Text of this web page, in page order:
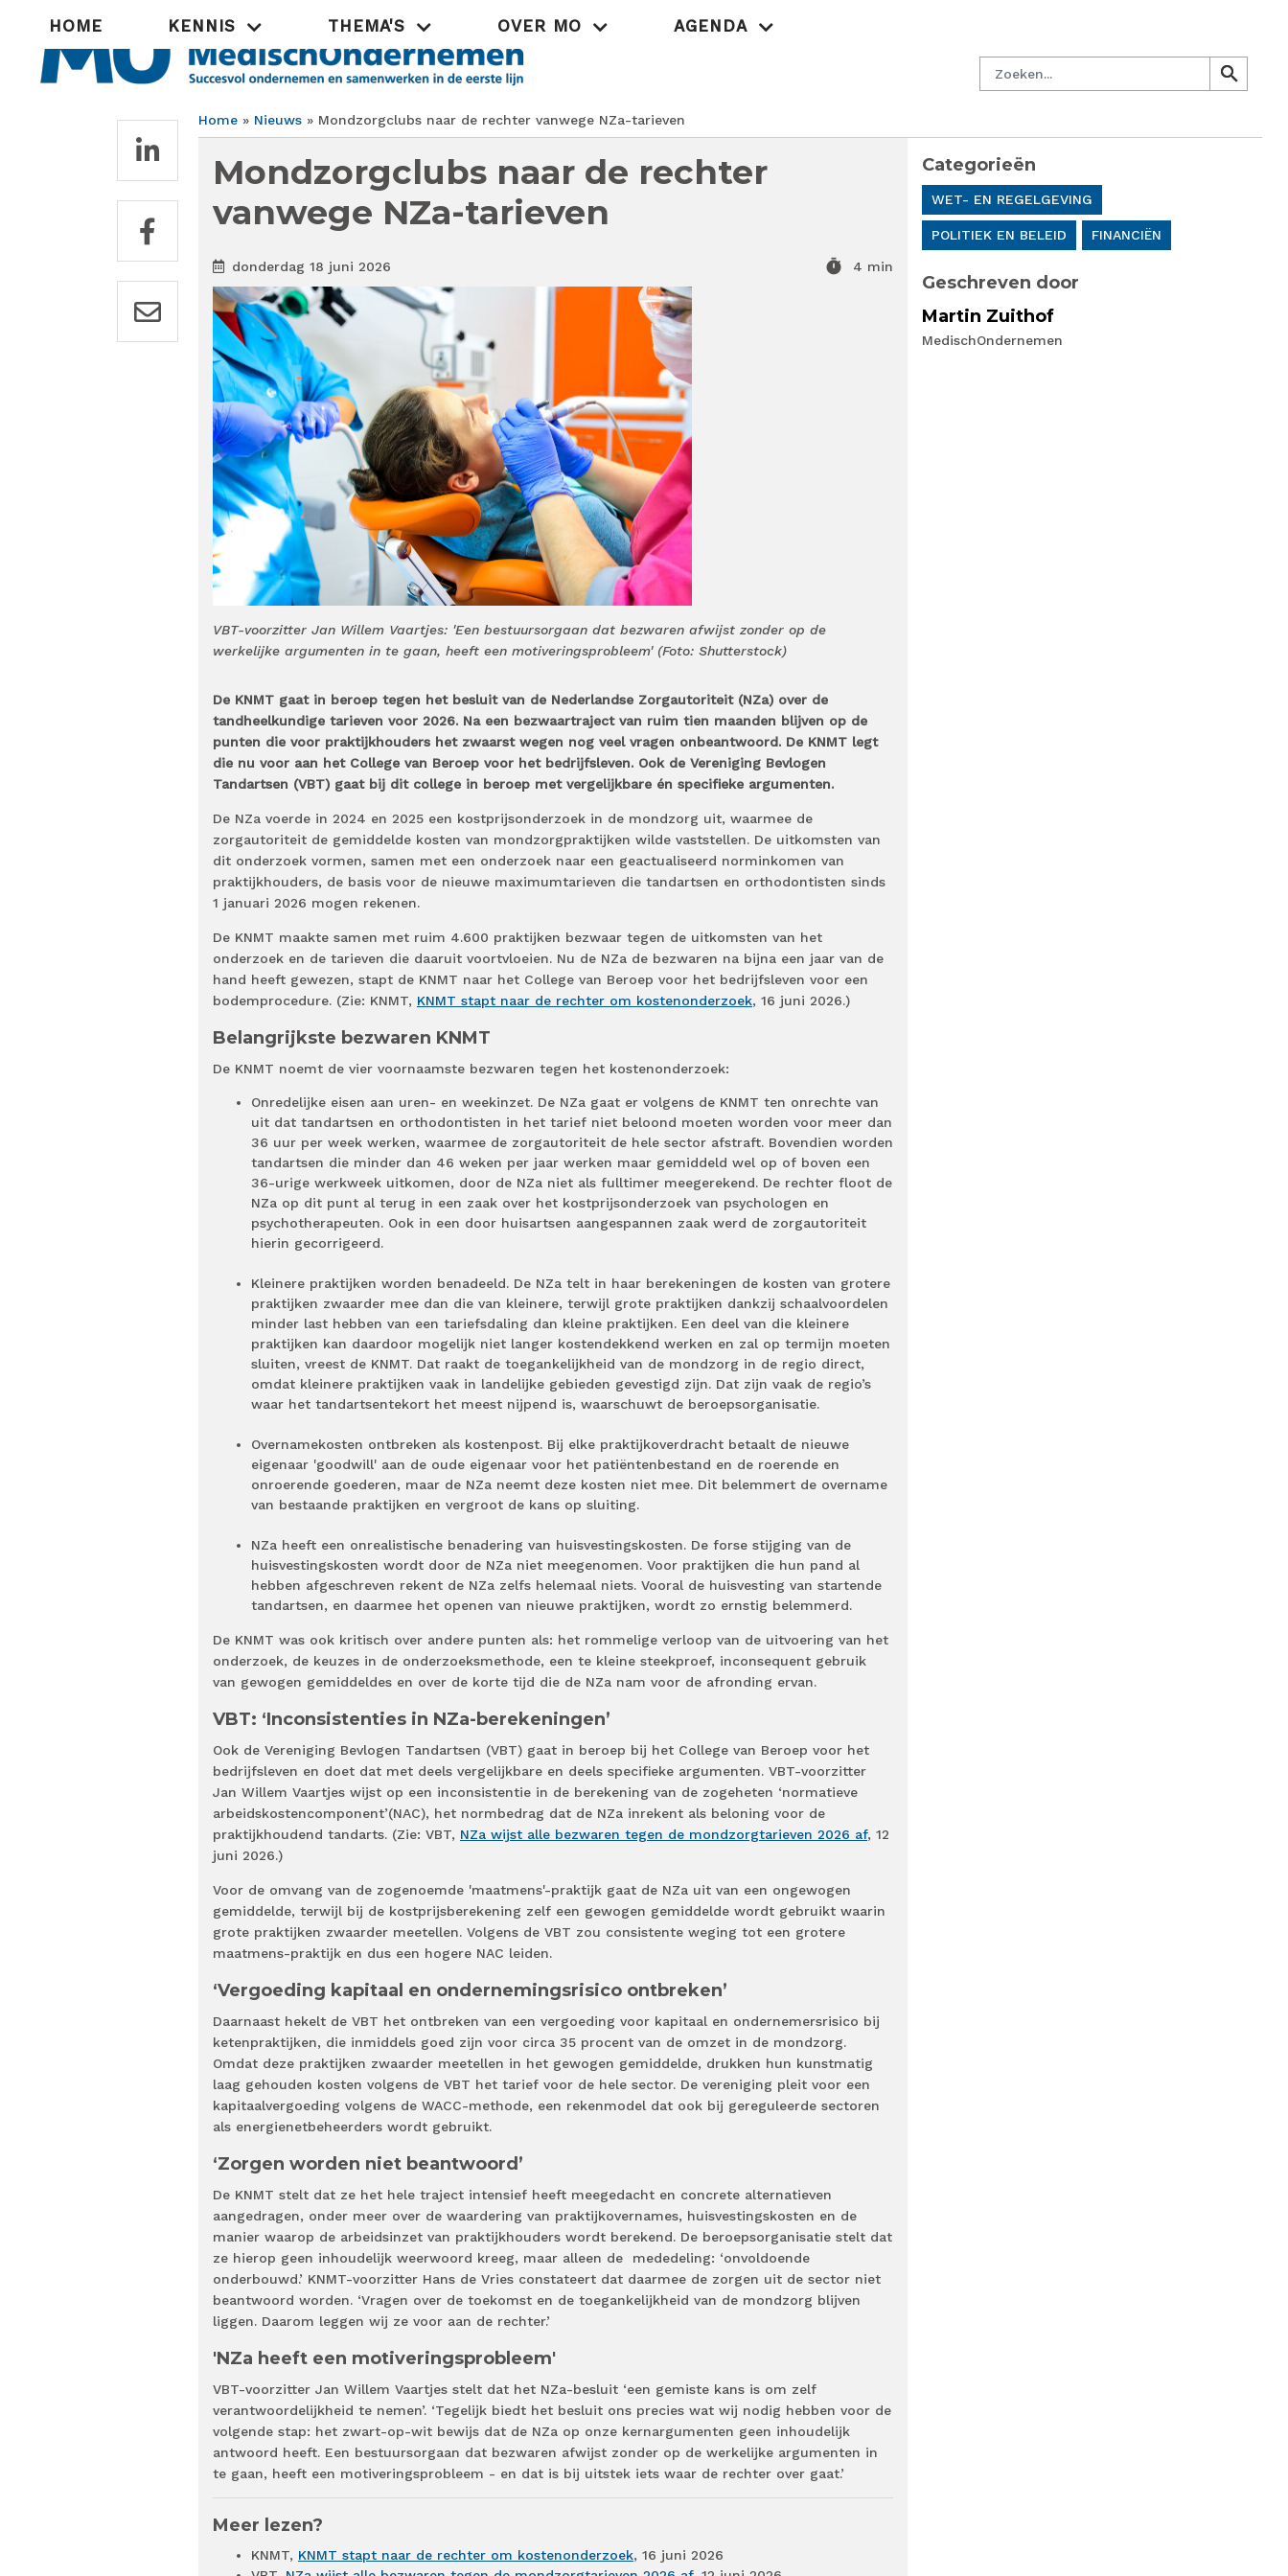
Zoeken
search
search
Hoofdnavigatie
HOME KENNIS THEMA'S OVER MO AGENDA
Home Nieuws Mondzorgclubs naar de rechter vanwege NZa-tarieven
Mondzorgclubs naar de rechter
vanwege NZa-tarieven
donderdag 18 juni 2026 timer 4 min
VBT-voorzitter Jan Willem Vaartjes: 'Een bestuursorgaan dat bezwaren afwijst zonder op de
werkelijke argumenten in te gaan, heeft een motiveringsprobleem' (Foto: Shutterstock)
De KNMT gaat in beroep tegen het besluit van de Nederlandse Zorgautoriteit (NZa) over de
tandheelkundige tarieven voor 2026. Na een bezwaartraject van ruim tien maanden blijven op de
punten die voor praktijkhouders het zwaarst wegen nog veel vragen onbeantwoord. De KNMT legt
die nu voor aan het College van Beroep voor het bedrijfsleven. Ook de Vereniging Bevlogen
Tandartsen (VBT) gaat bij dit college in beroep met vergelijkbare én specifieke argumenten.
De NZa voerde in 2024 en 2025 een kostprijsonderzoek in de mondzorg uit, waarmee de
zorgautoriteit de gemiddelde kosten van mondzorgpraktijken wilde vaststellen. De uitkomsten van
dit onderzoek vormen, samen met een onderzoek naar een geactualiseerd norminkomen van
praktijkhouders, de basis voor de nieuwe maximumtarieven die tandartsen en orthodontisten sinds
1 januari 2026 mogen rekenen.
De KNMT maakte samen met ruim 4.600 praktijken bezwaar tegen de uitkomsten van het
onderzoek en de tarieven die daaruit voortvloeien. Nu de NZa de bezwaren na bijna een jaar van de
hand heeft gewezen, stapt de KNMT naar het College van Beroep voor het bedrijfsleven voor een
bodemprocedure. (Zie: KNMT, KNMT stapt naar de rechter om kostenonderzoek, 16 juni 2026.)
Belangrijkste bezwaren KNMT
De KNMT noemt de vier voornaamste bezwaren tegen het kostenonderzoek:
Onredelijke eisen aan uren- en weekinzet. De NZa gaat er volgens de KNMT ten onrechte van
uit dat tandartsen en orthodontisten in het tarief niet beloond moeten worden voor meer dan
36 uur per week werken, waarmee de zorgautoriteit de hele sector afstraft. Bovendien worden
tandartsen die minder dan 46 weken per jaar werken maar gemiddeld wel op of boven een
36-urige werkweek uitkomen, door de NZa niet als fulltimer meegerekend. De rechter floot de
NZa op dit punt al terug in een zaak over het kostprijsonderzoek van psychologen en
psychotherapeuten. Ook in een door huisartsen aangespannen zaak werd de zorgautoriteit
hierin gecorrigeerd.
Kleinere praktijken worden benadeeld. De NZa telt in haar berekeningen de kosten van grotere
praktijken zwaarder mee dan die van kleinere, terwijl grote praktijken dankzij schaalvoordelen
minder last hebben van een tariefsdaling dan kleine praktijken. Een deel van die kleinere
praktijken kan daardoor mogelijk niet langer kostendekkend werken en zal op termijn moeten
sluiten, vreest de KNMT. Dat raakt de toegankelijkheid van de mondzorg in de regio direct,
omdat kleinere praktijken vaak in landelijke gebieden gevestigd zijn. Dat zijn vaak de regio’s
waar het tandartsentekort het meest nijpend is, waarschuwt de beroepsorganisatie.
Overnamekosten ontbreken als kostenpost. Bij elke praktijkoverdracht betaalt de nieuwe
eigenaar 'goodwill' aan de oude eigenaar voor het patiëntenbestand en de roerende en
onroerende goederen, maar de NZa neemt deze kosten niet mee. Dit belemmert de overname
van bestaande praktijken en vergroot de kans op sluiting.
NZa heeft een onrealistische benadering van huisvestingskosten. De forse stijging van de
huisvestingskosten wordt door de NZa niet meegenomen. Voor praktijken die hun pand al
hebben afgeschreven rekent de NZa zelfs helemaal niets. Vooral de huisvesting van startende
tandartsen, en daarmee het openen van nieuwe praktijken, wordt zo ernstig belemmerd.
De KNMT was ook kritisch over andere punten als: het rommelige verloop van de uitvoering van het
onderzoek, de keuzes in de onderzoeksmethode, een te kleine steekproef, inconsequent gebruik
van gewogen gemiddeldes en over de korte tijd die de NZa nam voor de afronding ervan.
VBT: ‘Inconsistenties in NZa-berekeningen’
Ook de Vereniging Bevlogen Tandartsen (VBT) gaat in beroep bij het College van Beroep voor het
bedrijfsleven en doet dat met deels vergelijkbare en deels specifieke argumenten. VBT-voorzitter
Jan Willem Vaartjes wijst op een inconsistentie in de berekening van de zogeheten ‘normatieve
arbeidskostencomponent’(NAC), het normbedrag dat de NZa inrekent als beloning voor de
praktijkhoudend tandarts. (Zie: VBT, NZa wijst alle bezwaren tegen de mondzorgtarieven 2026 af, 12
juni 2026.)
Voor de omvang van de zogenoemde 'maatmens'-praktijk gaat de NZa uit van een ongewogen
gemiddelde, terwijl bij de kostprijsberekening zelf een gewogen gemiddelde wordt gebruikt waarin
grote praktijken zwaarder meetellen. Volgens de VBT zou consistente weging tot een grotere
maatmens-praktijk en dus een hogere NAC leiden.
‘Vergoeding kapitaal en ondernemingsrisico ontbreken’
Daarnaast hekelt de VBT het ontbreken van een vergoeding voor kapitaal en ondernemersrisico bij
ketenpraktijken, die inmiddels goed zijn voor circa 35 procent van de omzet in de mondzorg.
Omdat deze praktijken zwaarder meetellen in het gewogen gemiddelde, drukken hun kunstmatig
laag gehouden kosten volgens de VBT het tarief voor de hele sector. De vereniging pleit voor een
kapitaalvergoeding volgens de WACC-methode, een rekenmodel dat ook bij gereguleerde sectoren
als energienetbeheerders wordt gebruikt.
‘Zorgen worden niet beantwoord’
De KNMT stelt dat ze het hele traject intensief heeft meegedacht en concrete alternatieven
aangedragen, onder meer over de waardering van praktijkovernames, huisvestingskosten en de
manier waarop de arbeidsinzet van praktijkhouders wordt berekend. De beroepsorganisatie stelt dat
ze hierop geen inhoudelijk weerwoord kreeg, maar alleen de
mededeling: ‘onvoldoende
onderbouwd.’ KNMT-voorzitter Hans de Vries constateert dat daarmee de zorgen uit de sector niet
beantwoord worden. ‘Vragen over de toekomst en de toegankelijkheid van de mondzorg blijven
liggen. Daarom leggen wij ze voor aan de rechter.’
'NZa heeft een motiveringsprobleem'
VBT-voorzitter Jan Willem Vaartjes stelt dat het NZa-besluit ‘een gemiste kans is om zelf
verantwoordelijkheid te nemen’. ‘Tegelijk biedt het besluit ons precies wat wij nodig hebben voor de
volgende stap: het zwart-op-wit bewijs dat de NZa op onze kernargumenten geen inhoudelijk
antwoord heeft. Een bestuursorgaan dat bezwaren afwijst zonder op de werkelijke argumenten in
te gaan, heeft een motiveringsprobleem - en dat is bij uitstek iets waar de rechter over gaat.’
Meer lezen?
KNMT, KNMT stapt naar de rechter om kostenonderzoek, 16 juni 2026
Categorieën
WET- EN REGELGEVING
POLITIEK EN BELEID FINANCIËN
Geschreven door
Martin Zuithof
MedischOndernemen